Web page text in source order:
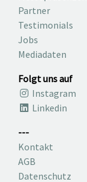
Partner
Testimonials
Jobs
Mediadaten
Folgt uns auf
Instagram
Linkedin
---
Kontakt
AGB
Datenschutz